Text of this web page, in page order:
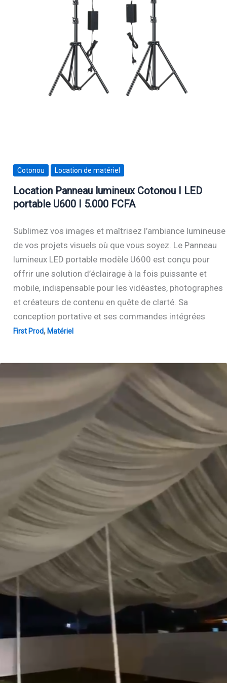
Cotonou Location de matériel
Location Panneau lumineux Cotonou I LED
portable U600 I 5.000 FCFA
Sublimez vos images et maîtrisez l’ambiance lumineuse
de vos projets visuels où que vous soyez. Le Panneau
lumineux LED portable modèle U600 est conçu pour
offrir une solution d’éclairage à la fois puissante et
mobile, indispensable pour les vidéastes, photographes
et créateurs de contenu en quête de clarté. Sa
conception portative et ses commandes intégrées
First Prod, Matériel